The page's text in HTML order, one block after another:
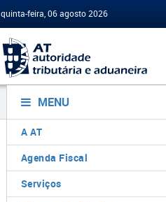
quinta-feira, 06 agosto 2026
MENU
A AT
Agenda Fiscal
Serviços